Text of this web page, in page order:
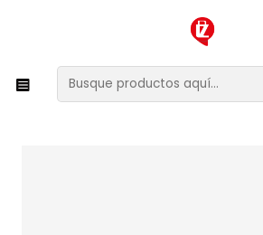
XMAS SALE ¡Compra antes de
Lentes y Accesorios
Lentes de Sol Polarizado
HCRA24BFTP